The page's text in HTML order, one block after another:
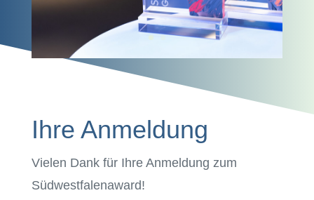
Ihre Anmeldung
Vielen Dank für Ihre Anmeldung zum
Südwestfalenaward!